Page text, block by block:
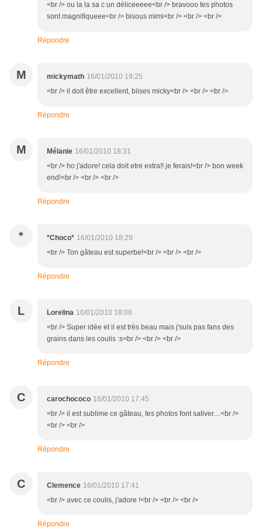
<br /> ou la la sa c un déliceeeee<br /> bravooo tes photos
sont magnifiqueee<br /> bisous mimi<br /> <br /> <br />
Répondre
M mickymath 16/01/2010 19:25
<br /> il doit être excellent, biises micky<br /> <br /> <br />
Répondre
M Mélanie 16/01/2010 18:31
<br /> ho j'adore! cela doit etre extra!! je ferais!<br /> bon week
end!<br /> <br /> <br />
Répondre
* *Choco* 16/01/2010 18:29
<br /> Ton gâteau est superbe!<br /> <br /> <br />
Répondre
L Lorelina 16/01/2010 18:06
<br /> Super idée et il est très beau mais j'suis pas fans des
grains dans les coulis :s<br /> <br /> <br />
Répondre
C carochococo 16/01/2010 17:45
<br /> il est sublime ce gâteau, tes photos font saliver....<br />
<br /> <br />
Répondre
C Clemence 16/01/2010 17:41
<br /> avec ce coulis, j'adore !<br /> <br /> <br />
Répondre